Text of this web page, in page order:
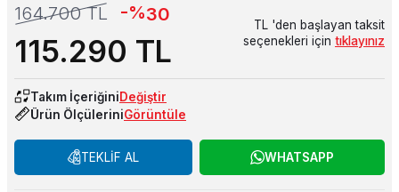
164.700TL -%30
115.290 TL
TL 'den başlayan taksit
seçenekleri için tıklayınız
Takım İçeriğiniDeğiştir
Ürün ÖlçüleriniGörüntüle
TEKLİF AL WHATSAPP